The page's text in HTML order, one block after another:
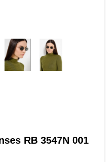
RB 3547N 001